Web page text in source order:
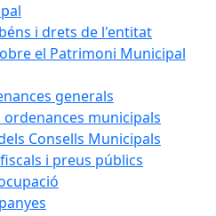
i drets de l'entitat
el Patrimoni Municipal
generals
ordenances municipals
Consells Municipals
i preus públics